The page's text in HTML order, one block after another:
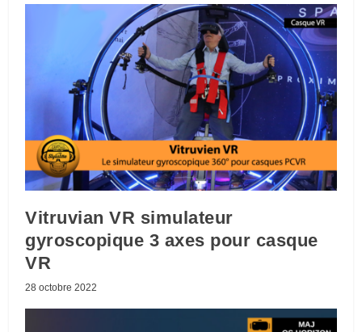
Vitruvian VR simulateur
gyroscopique 3 axes pour casque
VR
28 octobre 2022